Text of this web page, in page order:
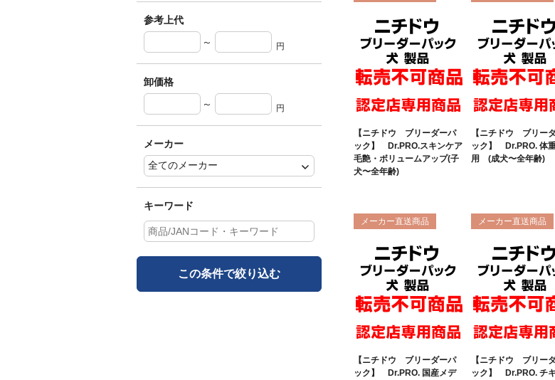
【ニチドウ ブリーダーパ
ック】 Dr.PRO.スキンケア
毛艶・ボリュームアップ(子
犬〜全年齢)
【ニチドウ ブリー
ック】 Dr.PRO. 体
用 (成犬〜全年齢)
メーカー直送商品
【ニチドウ ブリーダーパ
ック】 Dr.PRO. 国産メデ
メーカー直送商品
【ニチドウ ブリー
ック】 Dr.PRO. チ
参考上代
～
円
卸価格
～
円
メーカー
キーワード